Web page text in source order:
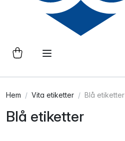
Hem Vita etiketter Blå etiketter
Blå etiketter